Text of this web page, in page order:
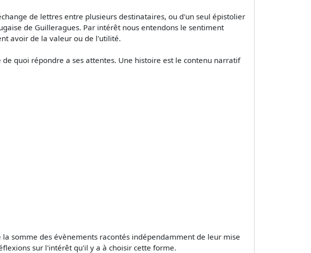
de lettres entre plusieurs destinataires, ou d'un seul épistolier
de Guilleragues. Par intérêt nous entendons le sentiment
avoir de la valeur ou de l'utilité.
quoi répondre a ses attentes. Une histoire est le contenu narratif
somme des évènements racontés indépendamment de leur mise
sur l'intérêt qu'il y a à choisir cette forme.